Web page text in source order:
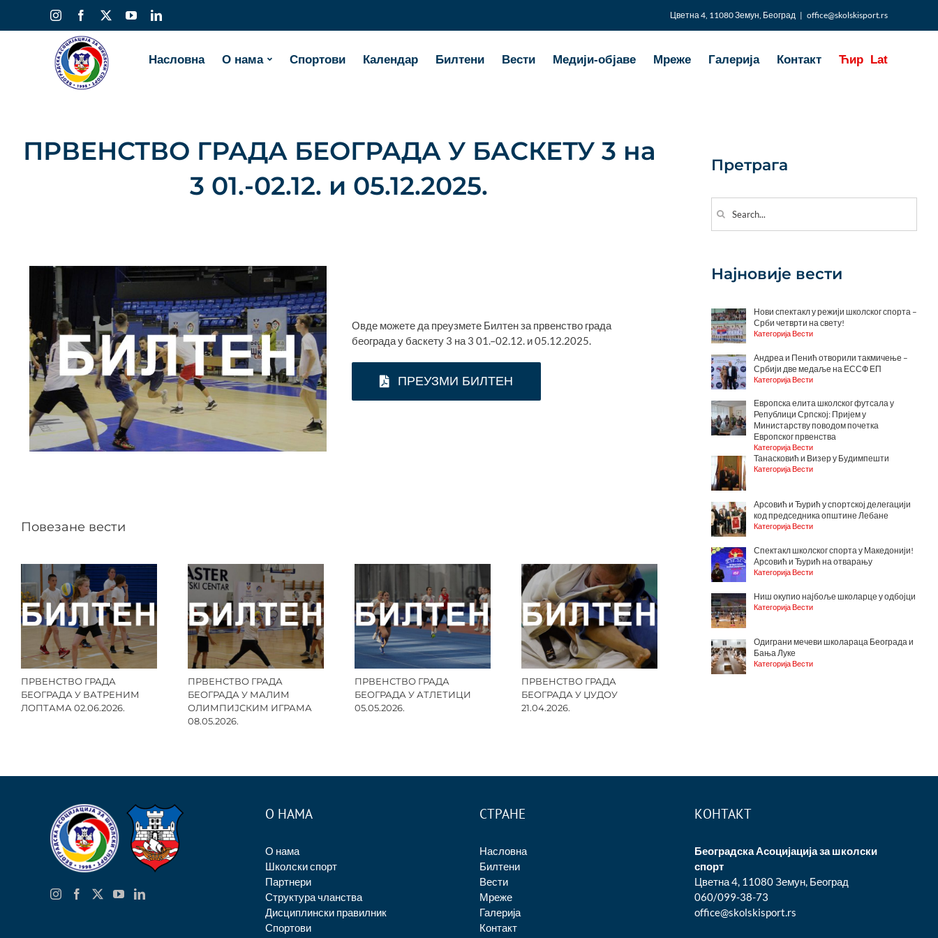
InstagramFacebook YouTubeLinkedIn Цветна 4, 11080 Земун, Београд | office@skolskisport.rs
Насловна О нама Спортови Календар Билтени Вести Медији-објаве Мреже Галерија Контакт Ћир Lat
ПРВЕНСТВО ГРАДА БЕОГРАДА У БАСКЕТУ 3 на
3 01.-02.12. и 05.12.2025.
Овде можете да преузмете Билтен за првенство града
београда у баскету 3 на 3 01.–02.12. и 05.12.2025.
ПРЕУЗМИ БИЛТЕН
Повезане вести
ПРВЕНСТВО ГРАДА
БЕОГРАДА У ВАТРЕНИМ
ЛОПТАМА 02.06.2026.
ПРВЕНСТВО ГРАДА
БЕОГРАДА У МАЛИМ
ОЛИМПИЈСКИМ ИГРАМА
08.05.2026.
ПРВЕНСТВО ГРАДА
БЕОГРАДА У АТЛЕТИЦИ
05.05.2026.
ПРВЕНСТВО ГРАДА
БЕОГРАДА У ЏУДОУ
21.04.2026.
Претрага
for:
Најновије вести
Нови спектакл у режији школског спорта –
Срби четврти на свету!
Категорија Вести
Андреа и Пенић отворили такмичење –
Србији две медаље на ЕССФ ЕП
Категорија Вести
Европска елита школског футсала у
Републици Српској: Пријем у
Министарству поводом почетка
Европског првенства
Категорија Вести
Танасковић и Визер у Будимпешти
Категорија Вести
Арсовић и Ђурић у спортској делегацији
код председника општине Лебане
Категорија Вести
Спектакл школског спорта у Македонији!
Арсовић и Ђурић на отварању
Категорија Вести
Ниш окупио најбоље школарце у одбојци
Категорија Вести
Одиграни мечеви школараца Београда и
Бања Луке
Категорија Вести
О НАМА
О нама
Школски спорт
Партнери
Структура чланства
Дисциплински правилник
Спортови
СТРАНЕ
Насловна
Билтени
Вести
Мреже
Галерија
Контакт
КОНТАКТ
Београдска Асоцијација за школски
спорт
Цветна 4, 11080 Земун, Београд
060/099-38-73
office@skolskisport.rs